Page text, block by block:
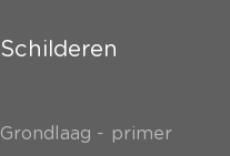
Schilderen
Grondlaag - primer